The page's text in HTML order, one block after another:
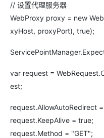
// 设置代理服务器
WebProxy proxy = new
xyHost, proxyPort), true);
var request =
est;
request.AllowAutoRedirect
request.KeepAlive = true;
request.Method = "GET";